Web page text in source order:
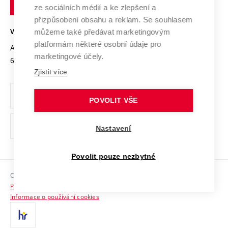
Open Science
Projekty
Projekty ze strukturálních fondů
Specifický výzkum
Mezinárodní dohody
Univerzitní sítě
Bezpečná univerzita
Vyznamenání
Organizační struktura
Ochrana osobních údajů
odkaz)
Sociální bezpečí
HR Award
Kontakty
VYSOKÉ UČENÍ TECHNICKÉ V BRNĚ
Antonínská 548/1
602 00 Brno
www.vut.cz
vut@vutbr.cz
Copyright © 2026 VUT
Prohlášení o přístupnosti
Informace o používání cookies
ze sociálních médií a ke zlepšení a
přizpůsobení obsahu a reklam. Se souhlasem
můžeme také předávat marketingovým
platformám některé osobní údaje pro
marketingové účely.
Zjistit více
POVOLIT VŠE
Nastavení
Povolit pouze nezbytné